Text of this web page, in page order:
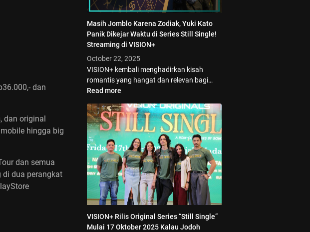
Masih Jomblo Karena Zodiak, Yuki Kato
Panik Dikejar Waktu di Series Still Single!
Streaming di VISION+
October 22, 2025
VISION+ kembali menghadirkan kisah
romantis yang hangat dan relevan bagi…
Read more
VISION+ Rilis Original Series “Still Single”
Mulai 17 Oktober 2025 Kalau Jodoh
dan
dan original
hingga big
dan semua
di dua perangkat